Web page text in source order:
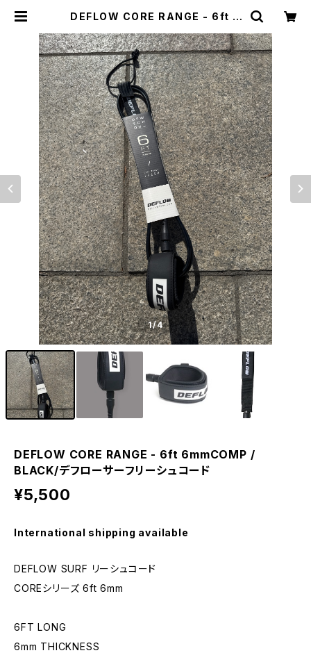
DEFLOW CORE RANGE - 6ft 6
フリーシュコード | CCCSURFSK8
SHOP
1/4
DEFLOW CORE RANGE - 6ft 6mmCOMP /
BLACK/デフローサーフリーシュコード
¥5,500
International shipping available
DEFLOW SURF リーシュコード
COREシリーズ 6ft 6mm
6FT LONG
6mm THICKNESS